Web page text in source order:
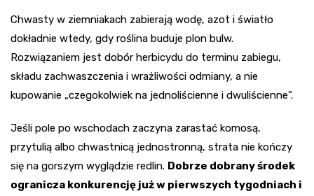
Chwasty w ziemniakach zabierają wodę, azot i światło
dokładnie wtedy, gdy roślina buduje plon bulw.
Rozwiązaniem jest dobór herbicydu do terminu zabiegu,
składu zachwaszczenia i wrażliwości odmiany, a nie
kupowanie „czegokolwiek na jednoliścienne i dwuliścienne”.
Jeśli pole po wschodach zaczyna zarastać komosą,
przytulią albo chwastnicą jednostronną, strata nie kończy
się na gorszym wyglądzie redlin. Dobrze dobrany środek
ogranicza konkurencję już w pierwszych tygodniach i